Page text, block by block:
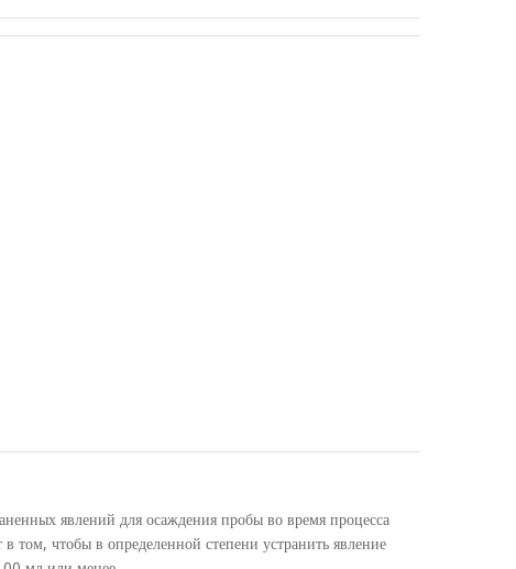
явлений для осаждения пробы во время процесса
том, чтобы в определенной степени устранить явление